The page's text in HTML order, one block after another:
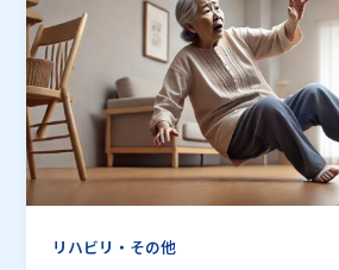
リハビリ・その他